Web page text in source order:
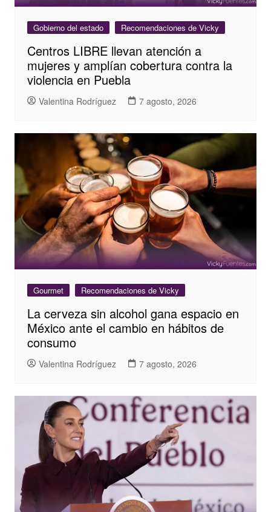
Gobierno del estado Recomendaciones de Vicky
Centros LIBRE llevan atención a
mujeres y amplían cobertura contra la
violencia en Puebla
Valentina Rodríguez 7 agosto, 2026
Gourmet Recomendaciones de Vicky
La cerveza sin alcohol gana espacio en
México ante el cambio en hábitos de
consumo
Valentina Rodríguez 7 agosto, 2026